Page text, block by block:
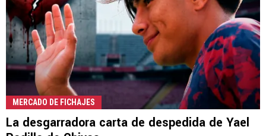
MERCADO DE FICHAJES
La desgarradora carta de despedida de Yael